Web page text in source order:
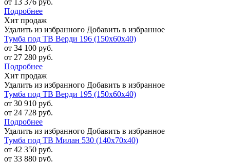
от 13 376 руб.
Подробнее
Хит продаж
Удалить из избранного Добавить в избранное
Тумба под ТВ Верди 196 (150х60х40)
от 34 100 руб.
от 27 280 руб.
Подробнее
Хит продаж
Удалить из избранного Добавить в избранное
Тумба под ТВ Верди 195 (150х60х40)
от 30 910 руб.
от 24 728 руб.
Подробнее
Удалить из избранного Добавить в избранное
Тумба под ТВ Милан 530 (140х70х40)
от 42 350 руб.
от 33 880 руб.